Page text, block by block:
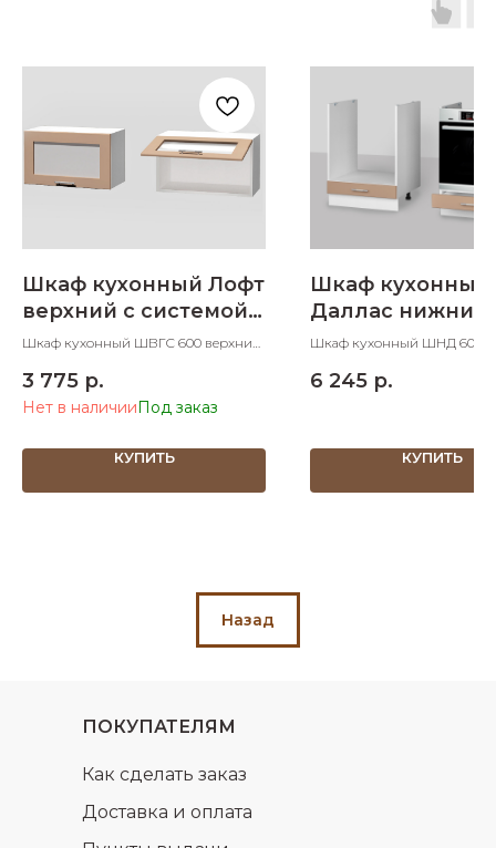
Шкаф кухонный Лофт
верхний с системой
газлифт со стеклом
Шкаф кухонный ШВГС 600 верхний
600х300х350 ШхДхВ
3 775 р.
Нет в наличии
КУПИТЬ
Шкаф кухонный
Даллас нижний
духовку 600 мм
Шкаф кухонный ШНД 600
6 245 р.
КУПИТЬ
Назад
ПОКУПАТЕЛЯМ
Доставка и оплата
Как сделать заказ